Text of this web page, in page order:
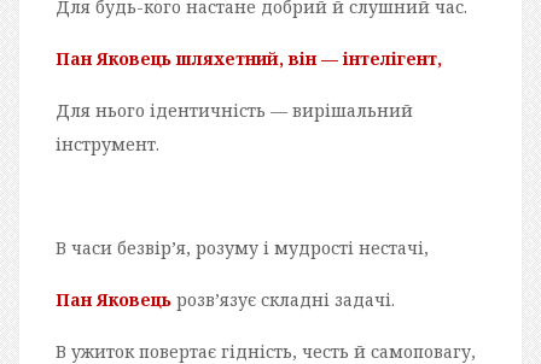
Для будь-кого настане добрий й слушний час.
Пан Яковець шляхетний, він — інтелігент,
Для нього ідентичність — вирішальний
інструмент.
В часи безвір’я, розуму і мудрості нестачі,
Пан Яковець розв’язує складні задачі.
В ужиток повертає гідність, честь й самоповагу,